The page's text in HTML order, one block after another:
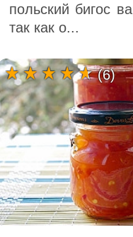
польский бигос
так как о...
(6)